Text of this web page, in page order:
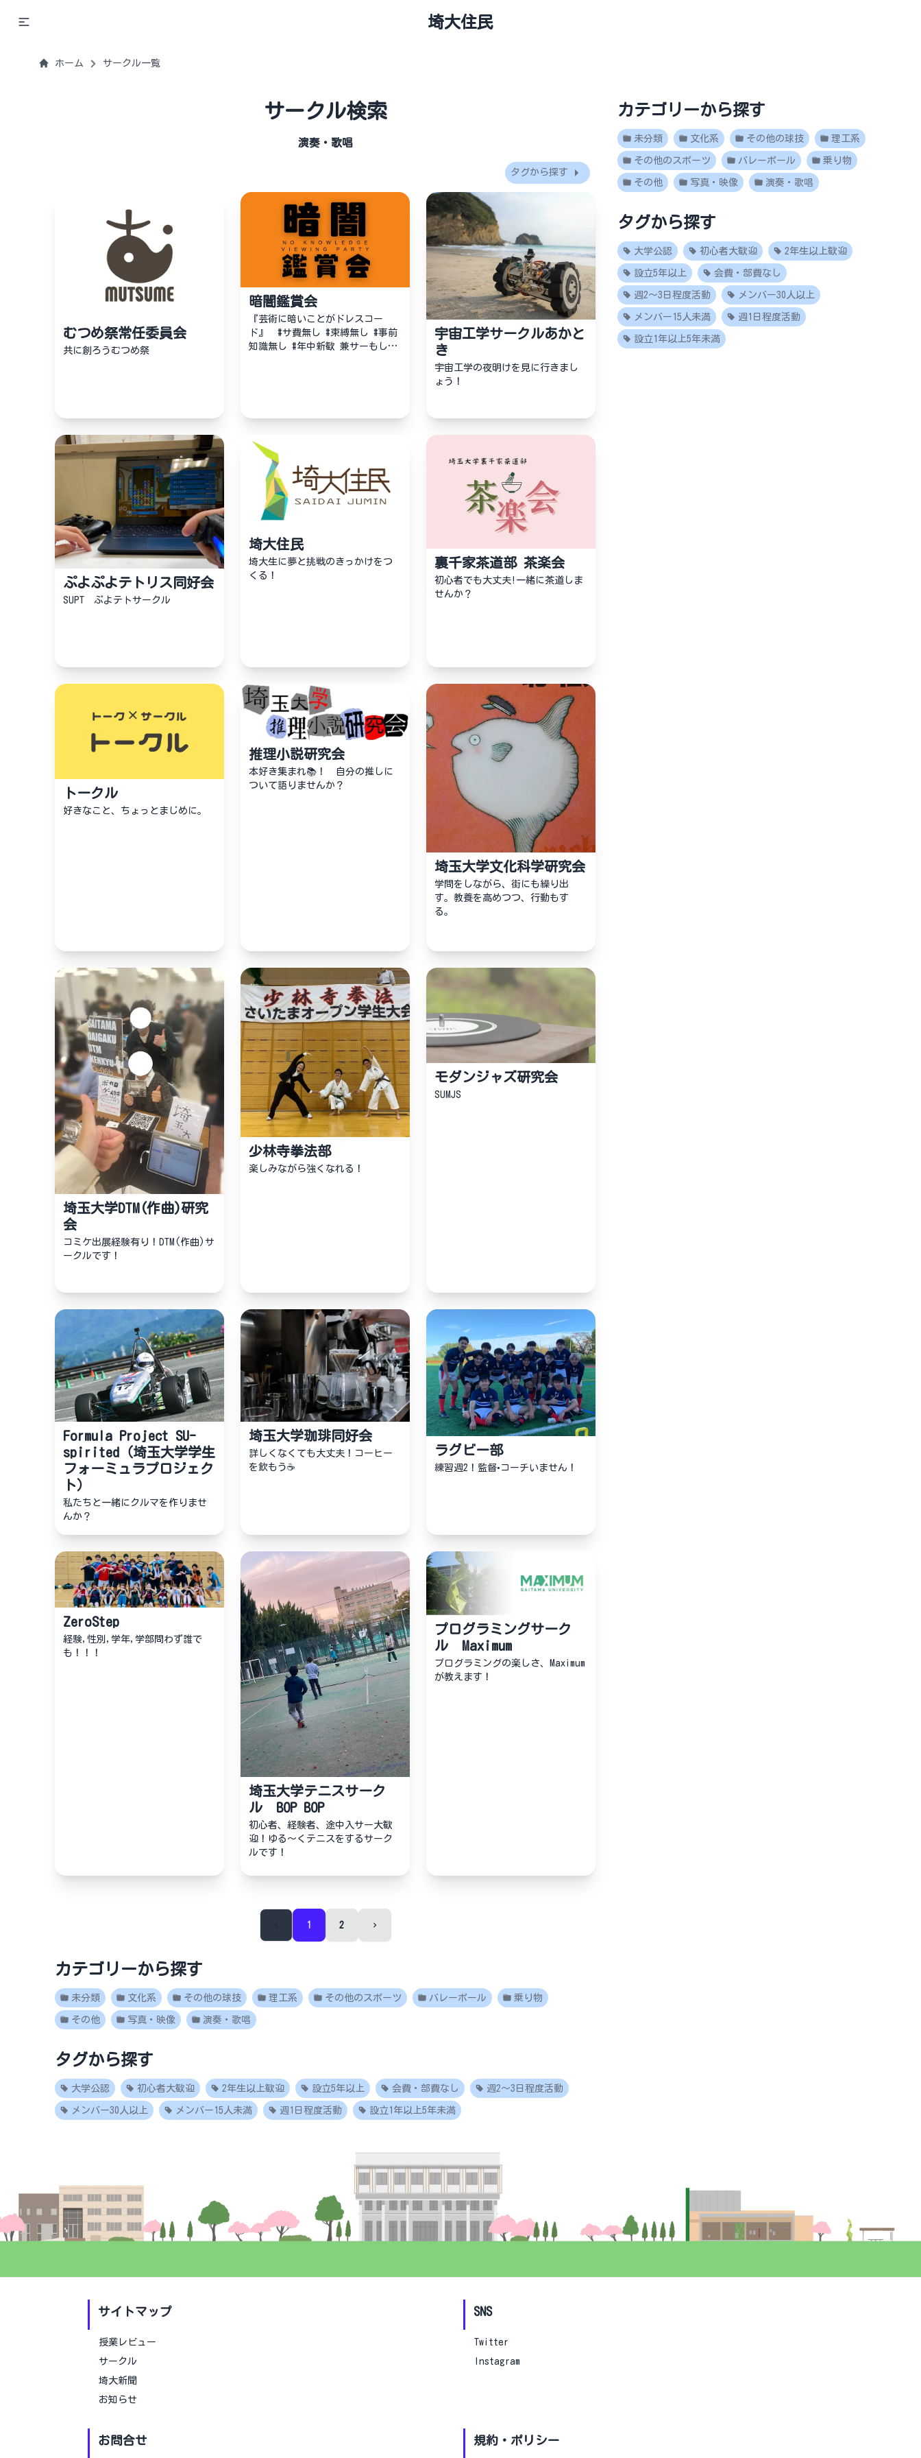
埼大住民
ホーム サークル一覧
サークル検索
演奏・歌唱
タグから探す
むつめ祭常任委員会
共に創ろうむつめ祭
暗闇鑑賞会
『芸術に暗いことがドレスコー
ド』 #サ費無し #束縛無し #事前
知識無し #年中新歓 兼サーもしや
宇宙工学サークルあかと
き
宇宙工学の夜明けを見に行きまし
ょう！
ぷよぷよテトリス同好会
SUPT ぷよテトサークル
埼大住民
埼大生に夢と挑戦のきっかけをつ
くる！
裏千家茶道部 茶楽会
初心者でも大丈夫!一緒に茶道しま
せんか？
トークル
好きなこと、ちょっとまじめに。
推理小説研究会
本好き集まれ📚！ 自分の推しに
ついて語りませんか？
埼玉大学文化科学研究会
学問をしながら、街にも繰り出
す。教養を高めつつ、行動もす
る。
埼玉大学DTM(作曲)研究
会
コミケ出展経験有り！DTM(作曲)サ
ークルです！
少林寺拳法部
楽しみながら強くなれる！
モダンジャズ研究会
SUMJS
Formula Project SU-
spirited（埼玉大学学生
フォーミュラプロジェク
ト）
私たちと一緒にクルマを作りませ
んか？
埼玉大学珈琲同好会
詳しくなくても大丈夫！コーヒー
を飲もう☕️
ラグビー部
練習週2！監督•コーチいません！
ZeroStep
経験,性別,学年,学部問わず誰で
も！！！
埼玉大学テニスサーク
ル BOP BOP
初心者、経験者、途中入サー大歓
迎！ゆる〜くテニスをするサーク
ルです！
プログラミングサーク
ル Maximum
プログラミングの楽しさ、Maximum
が教えます！
1 2
カテゴリーから探す
未分類 文化系 その他の球技 理工系 その他のスポーツ バレーボール 乗り物
その他 写真・映像 演奏・歌唱
タグから探す
大学公認 初心者大歓迎 2年生以上歓迎 設立5年以上 会費・部費なし 週2～3日程度活動
メンバー30人以上 メンバー15人未満 週1日程度活動 設立1年以上5年未満
カテゴリーから探す
未分類 文化系 その他の球技 理工系
その他のスポーツ バレーボール 乗り物
その他 写真・映像 演奏・歌唱
タグから探す
大学公認 初心者大歓迎 2年生以上歓迎
設立5年以上 会費・部費なし
週2～3日程度活動 メンバー30人以上
メンバー15人未満 週1日程度活動
設立1年以上5年未満
サイトマップ
授業レビュー
サークル
埼大新聞
お知らせ
SNS
Twitter
Instagram
お問合せ 規約・ポリシー